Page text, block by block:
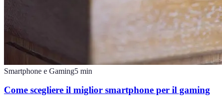
Smartphone e Gaming5 min
Come scegliere il miglior smartphone per il gaming